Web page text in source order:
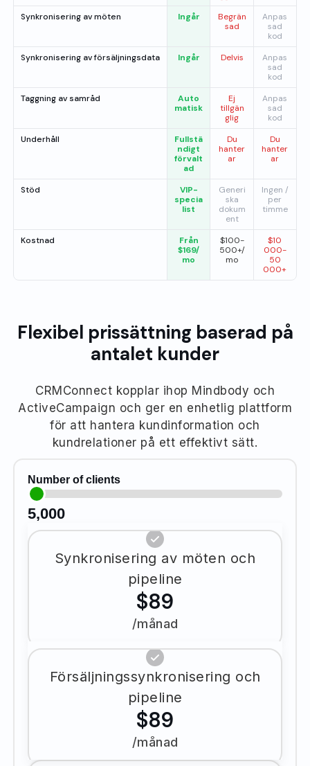
Synkronisering av möten Ingår
Begrän
sad
Anpas
sad
kod
Synkronisering av försäljningsdata
Ingår Delvis
Anpas
sad
kod
Taggning av samråd
Auto
matisk
Ej
tillgän
glig
Anpas
sad
kod
Underhåll
Fullstä
ndigt
förvalt
ad
Du
hanter
ar
Du
hanter
ar
Stöd
VIP-
specia
list
Generi
ska
dokum
ent
Ingen /
per
timme
Kostnad
Från
$169/
mo
$100-
500+/
mo
$10
000-
50
000+
Flexibel prissättning baserad på
antalet kunder
CRMConnect kopplar ihop Mindbody och
ActiveCampaign och ger en enhetlig plattform
för att hantera kundinformation och
kundrelationer på ett effektivt sätt.
Number of clients
5,000
Synkronisering av möten och
pipeline
$89
/månad
Försäljningssynkronisering och
pipeline
$89
/månad